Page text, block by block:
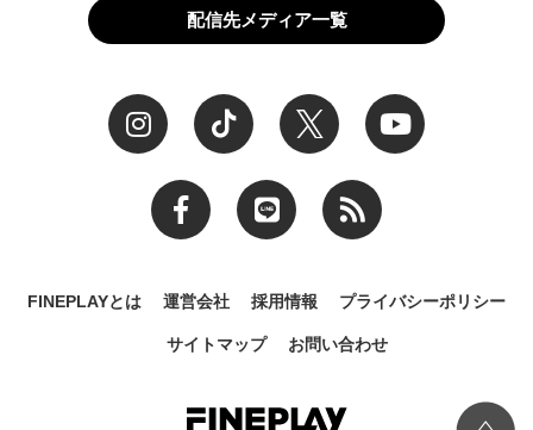
配信先メディア一覧
FINEPLAYとは 運営会社 採用情報 プライバシーポリシー
サイトマップ お問い合わせ